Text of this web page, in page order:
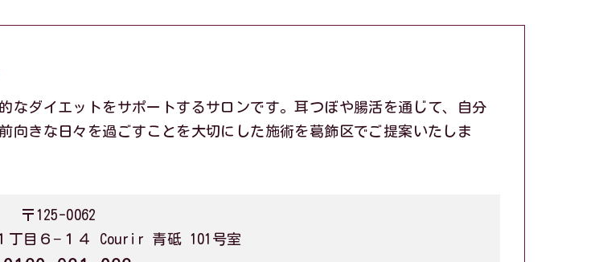
なダイエットをサポートするサロンです。耳つぼや腸活を通じて、自分
向きな日々を過ごすことを大切にした施術を葛飾区でご提案いたしま
〒125-0062
丁目６−１４ Courir 青砥 101号室